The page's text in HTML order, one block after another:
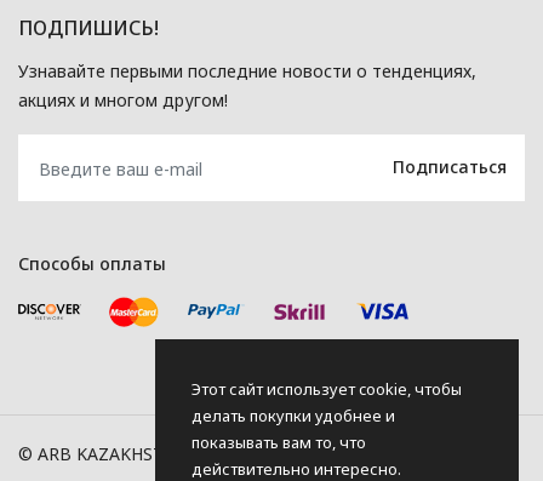
ПОДПИШИСЬ!
Узнавайте первыми последние новости о тенденциях,
акциях и многом другом!
Способы оплаты
© ARB KAZAKHSTAN, 2026
Этот сайт использует cookie, чтобы
делать покупки удобнее и
показывать вам то, что
действительно интересно.